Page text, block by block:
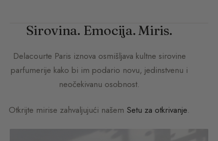
Sirovina. Emocija. Miris.
Delacourte Paris iznova osmišljava kultne sirovine
parfumerije kako bi im podario novu, jedinstvenu i
neočekivanu osobnost.
Otkrijte mirise zahvaljujući našem Setu za otkrivanje.